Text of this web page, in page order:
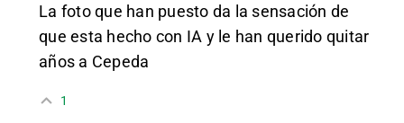
La foto que han puesto da la sensación de
que esta hecho con IA y le han querido quitar
años a Cepeda
1